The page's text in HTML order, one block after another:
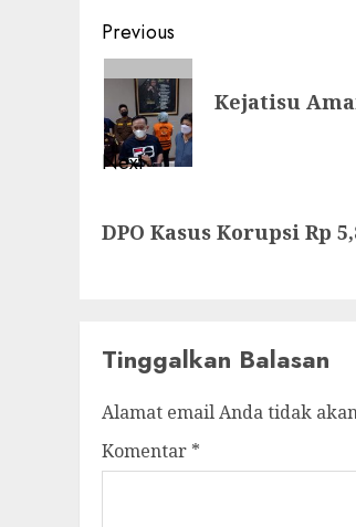
Post
navigation
Previous
Previous
post:
Kejatisu
Next
post:
DPO Kasus Korupsi Rp
Tinggalkan Balasan
Alamat email Anda tidak
Komentar *